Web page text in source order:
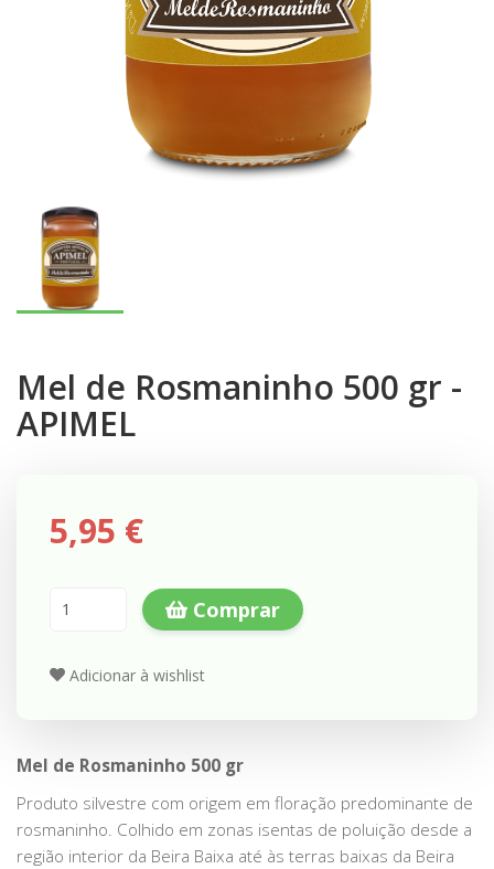
Mel de Rosmaninho 500 gr -
APIMEL
5,95 €
Comprar
Adicionar à wishlist
Mel de Rosmaninho 500 gr
Produto silvestre com origem em floração predominante de
rosmaninho. Colhido em zonas isentas de poluição desde a
região interior da Beira Baixa até às terras baixas da Beira